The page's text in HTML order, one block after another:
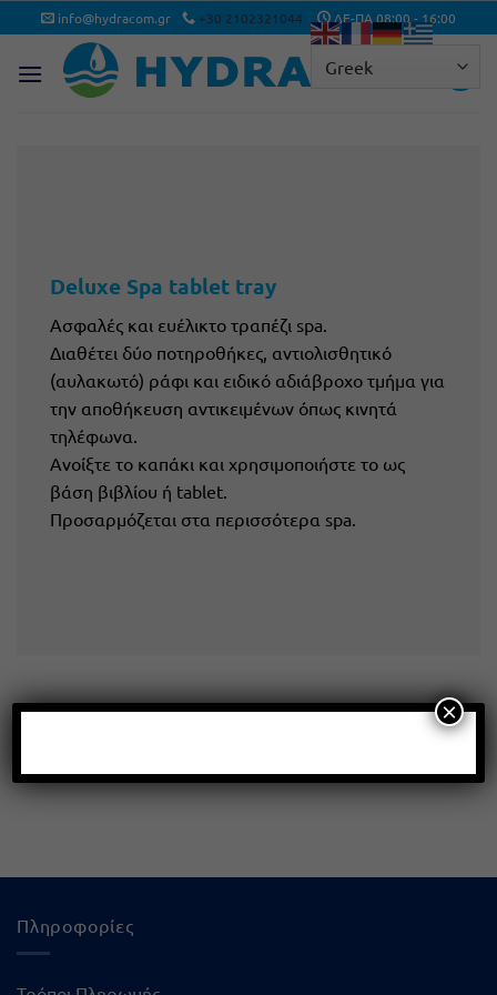
Μετάβαση
στο
περιεχόμενο
info@hydracom.gr +30 2102321044 ΔΕ-ΠΑ 08:00 - 16:00
Deluxe Spa tablet tray
Ασφαλές και ευέλικτο τραπέζι spa.
Διαθέτει δύο ποτηροθήκες, αντιολισθητικό
(αυλακωτό) ράφι και ειδικό αδιάβροχο τμήμα για
την αποθήκευση αντικειμένων όπως κινητά
τηλέφωνα.
Ανοίξτε το καπάκι και χρησιμοποιήστε το ως
βάση βιβλίου ή tablet.
Προσαρμόζεται στα περισσότερα spa.
Πληροφορίες
×